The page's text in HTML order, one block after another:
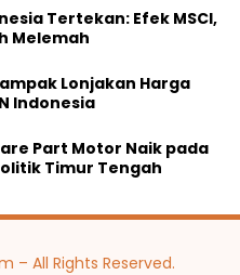
Tertekan: Efek MSCI,
Melemah
Lonjakan Harga
Indonesia
Part Motor Naik pada
Timur Tengah
– All Rights Reserved.